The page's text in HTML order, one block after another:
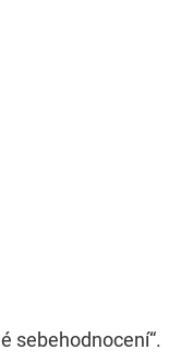
sebehodnocení“.